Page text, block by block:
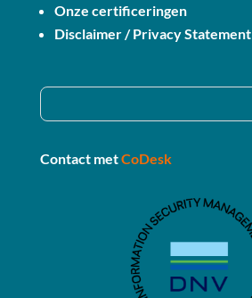
Onze certificeringen
Disclaimer / Privacy Statement
Contact metCoDesk